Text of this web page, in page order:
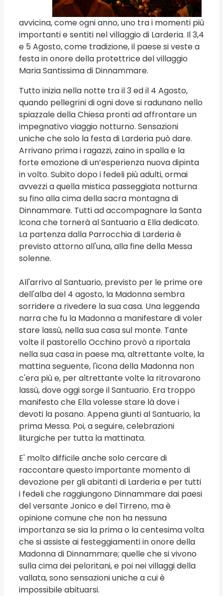
avvicina, come ogni anno, uno tra i momenti più
importanti e sentiti nel villaggio di Larderia. Il 3,4
e 5 Agosto, come tradizione, il paese si veste a
festa in onore della protettrice del villaggio
Maria Santissima di Dinnammare.
Tutto inizia nella notte tra il 3 ed il 4 Agosto,
quando pellegrini di ogni dove si radunano nello
spiazzale della Chiesa pronti ad affrontare un
impegnativo viaggio notturno. Sensazioni
uniche che solo la festa di Larderia può dare.
Arrivano prima i ragazzi, zaino in spalla e la
forte emozione di un’esperienza nuova dipinta
in volto. Subito dopo i fedeli più adulti, ormai
avvezzi a quella mistica passeggiata notturna
su fino alla cima della sacra montagna di
Dinnammare. Tutti ad accompagnare la Santa
Icona che tornerà al Santuario a Ella dedicato.
La partenza dalla Parrocchia di Larderia è
previsto attorno all'una, alla fine della Messa
solenne.
All'arrivo al Santuario, previsto per le prime ore
dell'alba del 4 agosto, la Madonna sembra
sorridere a rivedere la sua casa. Una leggenda
narra che fu la Madonna a manifestare di voler
stare lassù, nella sua casa sul monte. Tante
volte il pastorello Occhino provò a riportala
nella sua casa in paese ma, altrettante volte, la
mattina seguente, l'icona della Madonna non
c'era più e, per altrettante volte la ritrovarono
lassù, dove oggi sorge il Santuario. Era troppo
manifesto che Ella volesse stare là dove i
devoti la posano. Appena giunti al Santuario, la
prima Messa. Poi, a seguire, celebrazioni
liturgiche per tutta la mattinata.
E' molto difficile anche solo cercare di
raccontare questo importante momento di
devozione per gli abitanti di Larderia e per tutti
i fedeli che raggiungono Dinnammare dai paesi
del versante Jonico e del Tirreno, ma è
opinione comune che non ha nessuna
importanza se sia la prima o la centesima volta
che si assiste ai festeggiamenti in onore della
Madonna di Dinnammare; quelle che si vivono
sulla cima dei peloritani, e poi nei villaggi della
vallata, sono sensazioni uniche a cui è
impossibile abituarsi.